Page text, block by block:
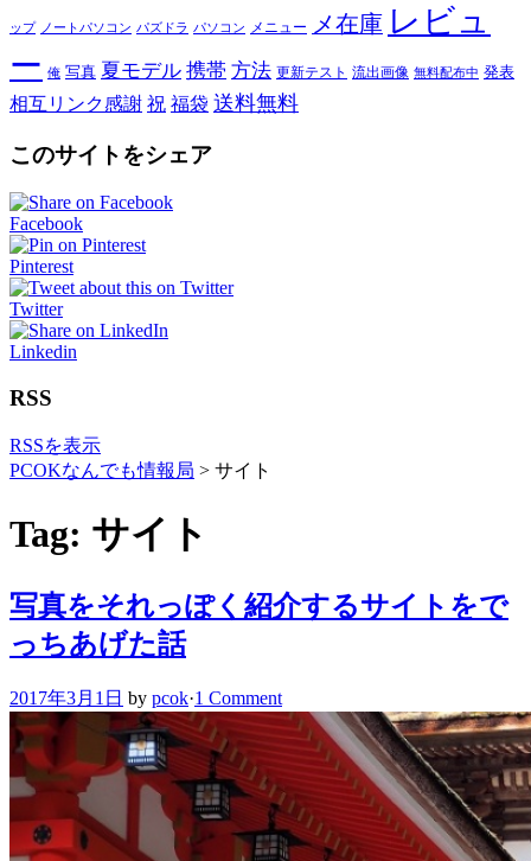
ップ ノートパソコン パズドラ パソコン メニュー メ在庫 レビュ
ー 俺 写真 夏モデル 携帯 方法 更新テスト 流出画像 無料配布中 発表
相互リンク感謝 祝 福袋 送料無料
このサイトをシェア
Facebook
Pinterest
Twitter
Linkedin
RSS
RSSを表示
PCOKなんでも情報局 > サイト
Tag: サイト
写真をそれっぽく紹介するサイトをで
っちあげた話
2017年3月1日 by pcok·1 Comment